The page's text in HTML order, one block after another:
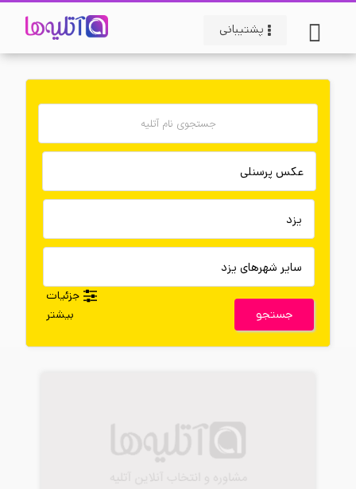
پشتیبانی
جستجو
جزئیات
بیشتر